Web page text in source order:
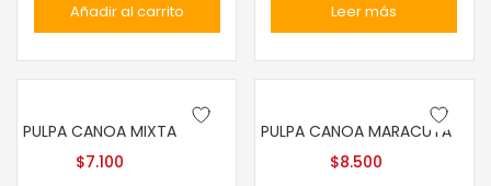
Añadir al carrito Leer más
PULPA CANOA MIXTA
$7.100
PULPA CANOA MARACUYÁ
$8.500